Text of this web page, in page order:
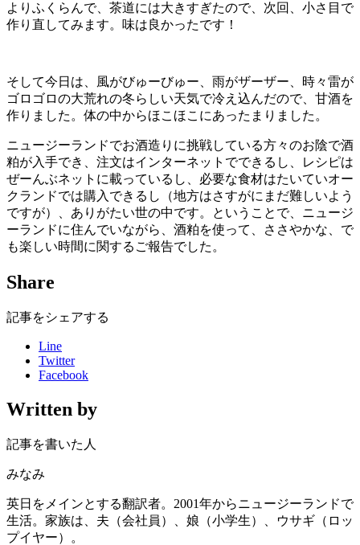
よりふくらんで、茶道には大きすぎたので、次回、小さ目で
作り直してみます。味は良かったです！
そして今日は、風がびゅーびゅー、雨がザーザー、時々雷が
ゴロゴロの大荒れの冬らしい天気で冷え込んだので、甘酒を
作りました。体の中からほこほこにあったまりました。
ニュージーランドでお酒造りに挑戦している方々のお陰で酒
粕が入手でき、注文はインターネットでできるし、レシピは
ぜーんぶネットに載っているし、必要な食材はたいていオー
クランドでは購入できるし（地方はさすがにまだ難しいよう
ですが）、ありがたい世の中です。ということで、ニュージ
ーランドに住んでいながら、酒粕を使って、ささやかな、で
も楽しい時間に関するご報告でした。
Share
記事をシェアする
Line
Twitter
Facebook
Written by
記事を書いた人
みなみ
英日をメインとする翻訳者。2001年からニュージーランドで
生活。家族は、夫（会社員）、娘（小学生）、ウサギ（ロッ
プイヤー）。